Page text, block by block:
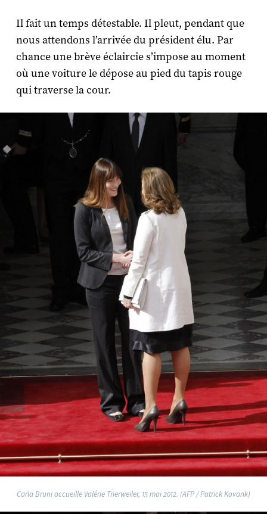
Il fait un temps détestable. Il pleut, pendant que
nous attendons l’arrivée du président élu. Par
chance une brève éclaircie s’impose au moment
où une voiture le dépose au pied du tapis rouge
qui traverse la cour.
Carla Bruni accueille Valérie Trierweiler, 15 mai 2012. (AFP / Patrick Kovarik)